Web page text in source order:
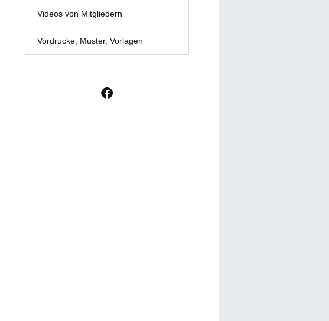
Videos von Mitgliedern
Vordrucke, Muster, Vorlagen
F
a